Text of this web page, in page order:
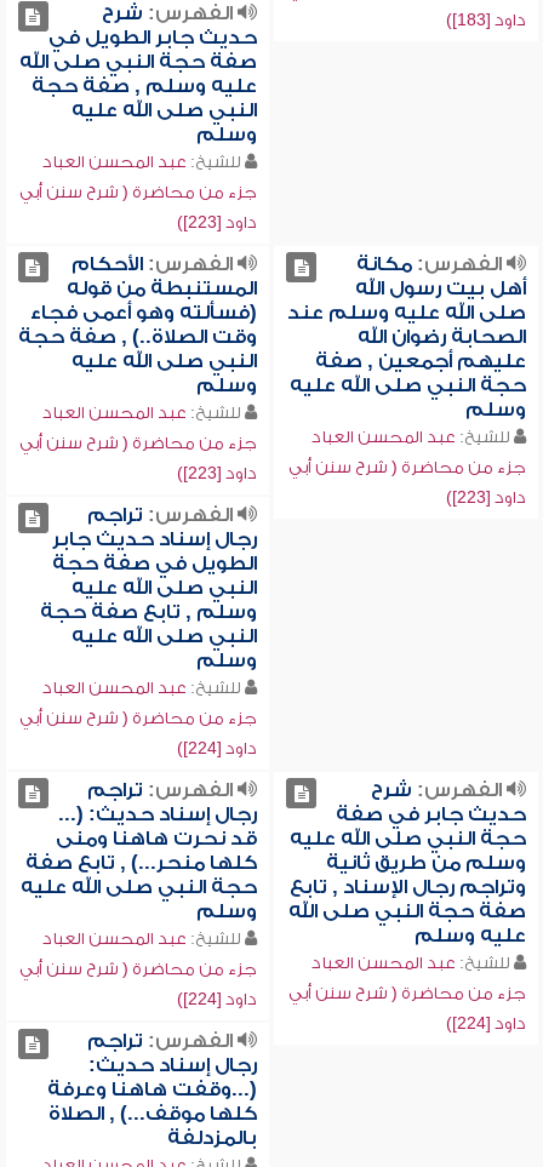
داود [183])
الفهرس: شرح
حديث جابر الطويل في
صفة حجة النبي صلى الله
عليه وسلم , صفة حجة
النبي صلى الله عليه
وسلم
للشيخ: عبد المحسن العباد
جزء من محاضرة ( شرح سنن أبي
داود [223])
الفهرس:مكانة
أهل بيت رسول الله
صلى الله عليه وسلم عند
الصحابة رضوان الله
عليهم أجمعين , صفة
حجة النبي صلى الله عليه
وسلم
للشيخ: عبد المحسن العباد
جزء من محاضرة ( شرح سنن أبي
داود [223])
الفهرس:الأحكام
المستنبطة من قوله
(فسألته وهو أعمى فجاء
وقت الصلاة..) , صفة حجة
النبي صلى الله عليه
وسلم
للشيخ: عبد المحسن العباد
جزء من محاضرة ( شرح سنن أبي
داود [223])
الفهرس: تراجم
رجال إسناد حديث جابر
الطويل في صفة حجة
النبي صلى الله عليه
وسلم , تابع صفة حجة
النبي صلى الله عليه
وسلم
للشيخ: عبد المحسن العباد
جزء من محاضرة ( شرح سنن أبي
داود [224])
الفهرس: شرح
حديث جابر في صفة
حجة النبي صلى الله عليه
وسلم من طريق ثانية
وتراجم رجال الإسناد , تابع
صفة حجة النبي صلى الله
عليه وسلم
للشيخ: عبد المحسن العباد
جزء من محاضرة ( شرح سنن أبي
داود [224])
الفهرس: تراجم
رجال إسناد حديث: (...
قد نحرت هاهنا ومنى
كلها منحر...) , تابع صفة
حجة النبي صلى الله عليه
وسلم
للشيخ: عبد المحسن العباد
جزء من محاضرة ( شرح سنن أبي
داود [224])
الفهرس: تراجم
رجال إسناد حديث:
(...وقفت هاهنا وعرفة
كلها موقف...) , الصلاة
بالمزدلفة